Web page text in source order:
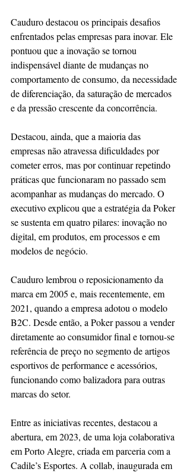
Cauduro destacou os principais desafios
enfrentados pelas empresas para inovar. Ele
pontuou que a inovação se tornou
indispensável diante de mudanças no
comportamento de consumo, da necessidade
de diferenciação, da saturação de mercados
e da pressão crescente da concorrência.
Destacou, ainda, que a maioria das
empresas não atravessa dificuldades por
cometer erros, mas por continuar repetindo
práticas que funcionaram no passado sem
acompanhar as mudanças do mercado. O
executivo explicou que a estratégia da Poker
se sustenta em quatro pilares: inovação no
digital, em produtos, em processos e em
modelos de negócio.
Cauduro lembrou o reposicionamento da
marca em 2005 e, mais recentemente, em
2021, quando a empresa adotou o modelo
B2C. Desde então, a Poker passou a vender
diretamente ao consumidor final e tornou-se
referência de preço no segmento de artigos
esportivos de performance e acessórios,
funcionando como balizadora para outras
marcas do setor.
Entre as iniciativas recentes, destacou a
abertura, em 2023, de uma loja colaborativa
em Porto Alegre, criada em parceria com a
Cadile’s Esportes. A collab, inaugurada em